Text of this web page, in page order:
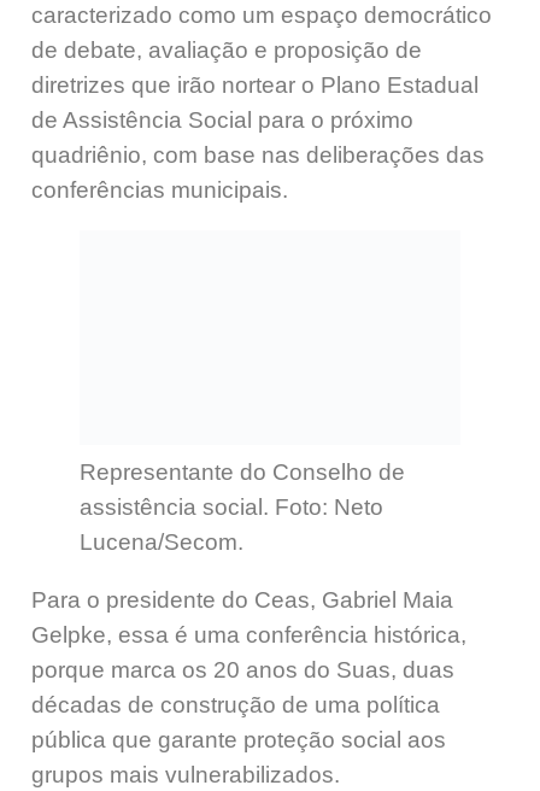
caracterizado como um espaço democrático
de debate, avaliação e proposição de
diretrizes que irão nortear o Plano Estadual
de Assistência Social para o próximo
quadriênio, com base nas deliberações das
conferências municipais.
Representante do Conselho de
assistência social. Foto: Neto
Lucena/Secom.
Para o presidente do Ceas, Gabriel Maia
Gelpke, essa é uma conferência histórica,
porque marca os 20 anos do Suas, duas
décadas de construção de uma política
pública que garante proteção social aos
grupos mais vulnerabilizados.